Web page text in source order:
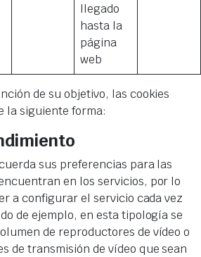
llegado
hasta la
página
web
de su objetivo, las cookies
la siguiente forma:
sus preferencias para las
en los servicios, por lo
a configurar el servicio cada vez
de ejemplo, en esta tipología se
de reproductores de vídeo o
de transmisión de vídeo que sean